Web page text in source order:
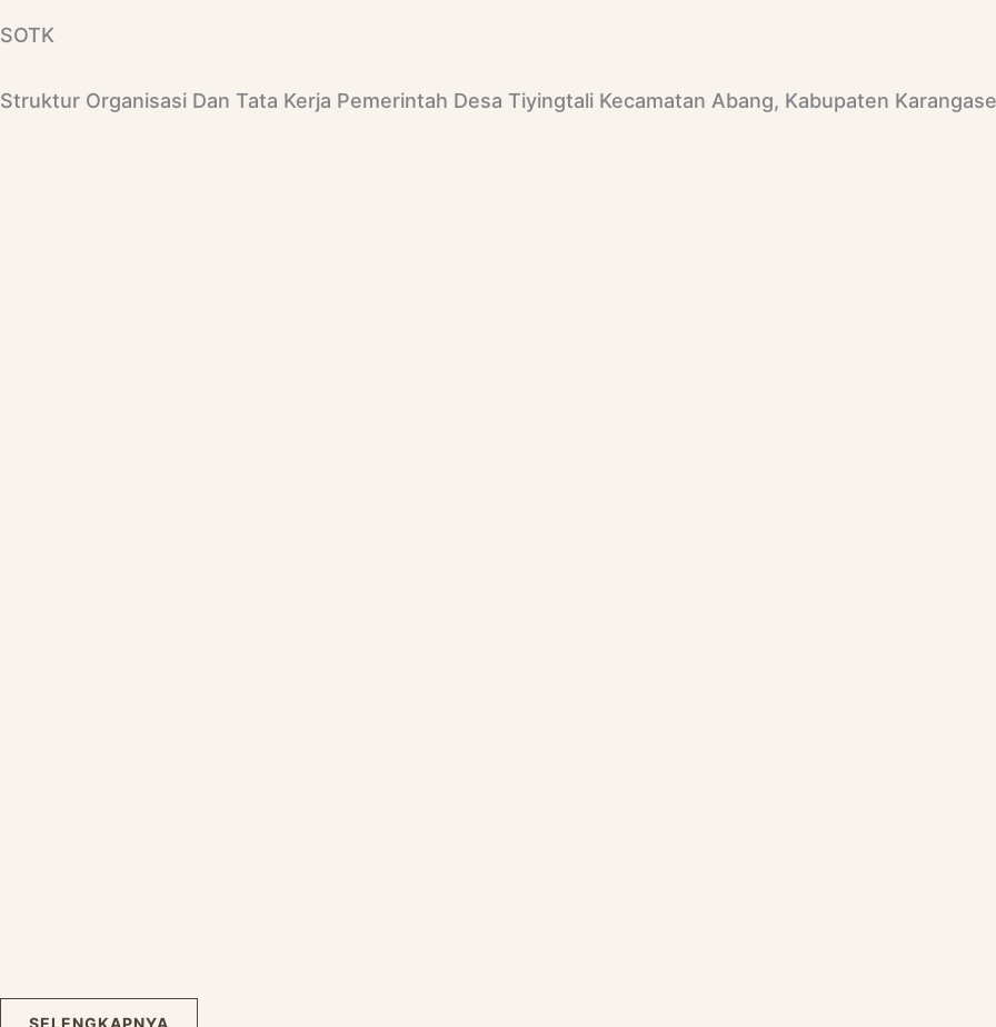
SOTK
Struktur Organisasi Dan Tata Kerja Pemerintah Desa Tiyingtali Kecamatan Abang, Kabupaten